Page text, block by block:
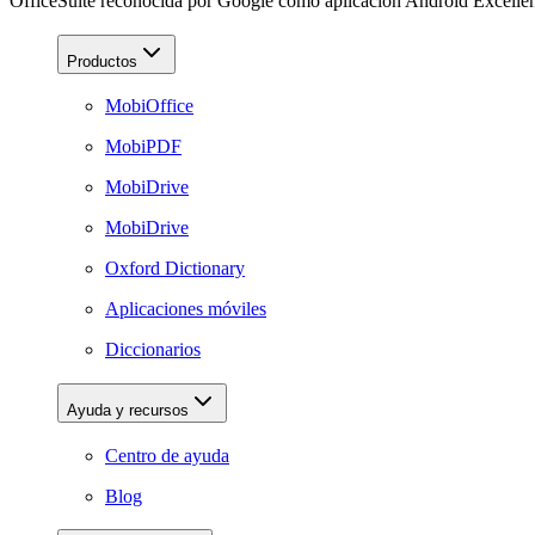
Productos
MobiOffice
MobiPDF
MobiDrive
MobiDrive
Oxford Dictionary
Aplicaciones móviles
Diccionarios
Ayuda y recursos
Centro de ayuda
Blog